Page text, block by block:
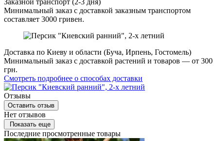
Минимальный заказ с доставкой заказным транспортом
составляет 3000 гривен.
Доставка по Киеву и области (Буча, Ирпень, Гостомель)
Минимальный заказ с доставкой растений и товаров — от 300
грн.
Смотреть подробнее о способах доставки
Отзывы
Оставить отзыв
Нет отзывов
Показать еще
Последние просмотренные товары